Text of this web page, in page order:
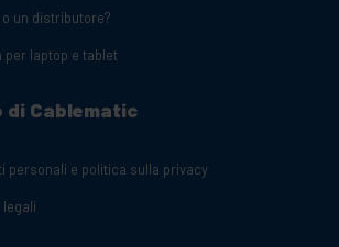
un distributore?
laptop e tablet
di Cablematic
personali e politica sulla privacy
legali